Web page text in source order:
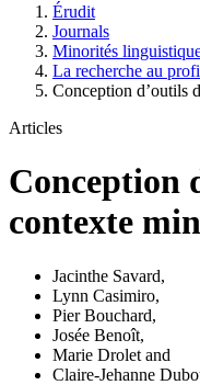
Érudit
Journals
Minorités
La recherche au
Conception d’outils
Articles
Conception
contexte
Jacinthe Savard,
Lynn Casimiro,
Pier Bouchard,
Josée Benoît,
Marie Drolet and
Claire-Jehanne